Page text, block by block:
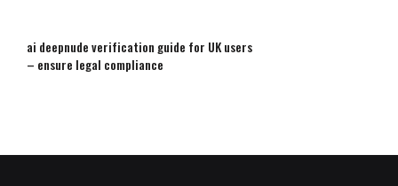
ai deepnude verification guide for UK users
– ensure legal compliance